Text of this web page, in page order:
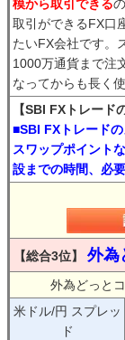
模から取引できる
取引ができるFX口
たいFX会社です。
1000万通貨まで注
なってからも長く
【SBI FXトレード
■SBI FXトレード
スワップポイント
設までの時間、必
【総合3位】 外為
外為どっと
米ドル/円 スプレッ
ド